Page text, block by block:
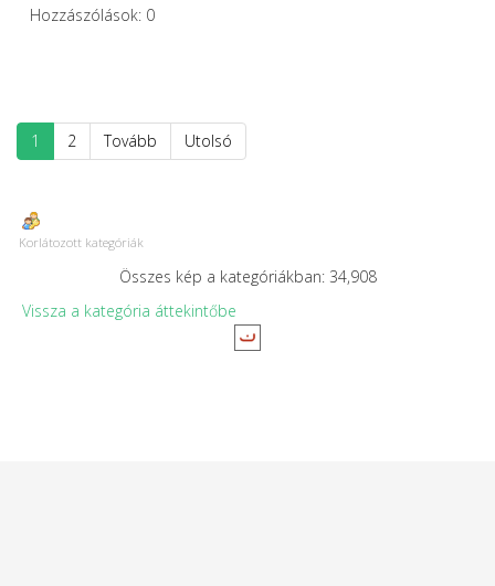
Hozzászólások: 0
1 2 Tovább Utolsó
Korlátozott kategóriák
Összes kép a kategóriákban: 34,908
Vissza a kategória áttekintőbe